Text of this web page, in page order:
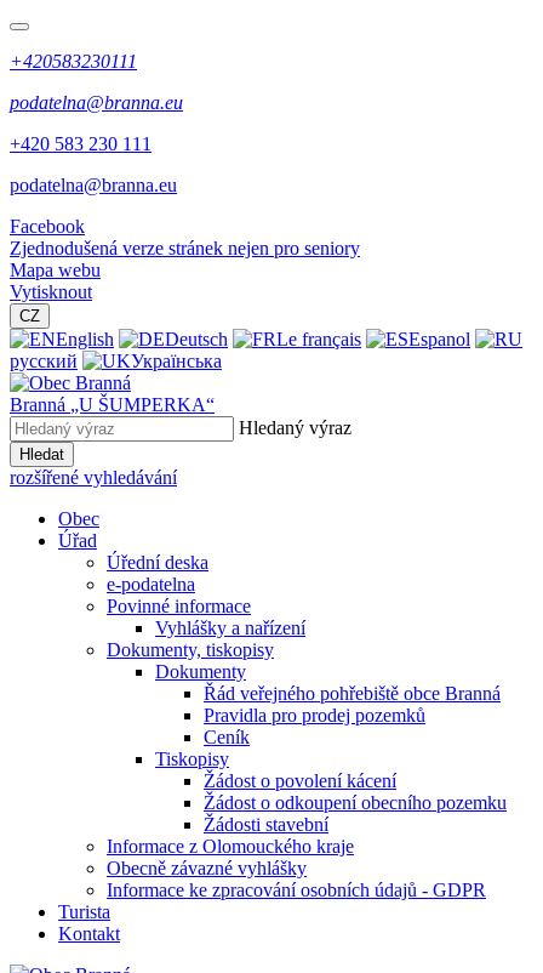
+420583230111
podatelna@branna.eu
+420 583 230 111
podatelna@branna.eu
Facebook
Zjednodušená verze stránek nejen pro seniory
Mapa webu
Vytisknout
CZ
English Deutsch Le français
Espanol
русский
Українська
Branná „U ŠUMPERKA“
Hledaný výraz
Hledat
rozšířené vyhledávání
Obec
Úřad
Úřední deska
e-podatelna
Povinné informace
Vyhlášky a nařízení
Dokumenty, tiskopisy
Dokumenty
Řád veřejného pohřebiště obce Branná
Pravidla pro prodej pozemků
Ceník
Tiskopisy
Žádost o povolení kácení
Žádost o odkoupení obecního pozemku
Žádosti stavební
Informace z Olomouckého kraje
Obecně závazné vyhlášky
Informace ke zpracování osobních údajů - GDPR
Turista
Kontakt